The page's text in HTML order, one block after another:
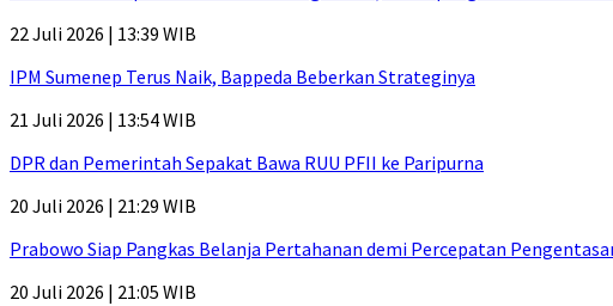
22 Juli 2026 | 13:39 WIB
IPM Sumenep Terus Naik, Bappeda Beberkan Strateginya
21 Juli 2026 | 13:54 WIB
DPR dan Pemerintah Sepakat Bawa RUU PFII ke Paripurna
20 Juli 2026 | 21:29 WIB
Prabowo Siap Pangkas Belanja Pertahanan demi Percepatan
20 Juli 2026 | 21:05 WIB